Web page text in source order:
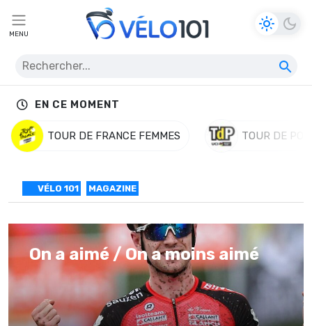
MENU
EN CE MOMENT
TOUR DE FRANCE FEMMES TOUR DE
VÉLO 101 MAGAZINE
On a aimé / On a moins aimé